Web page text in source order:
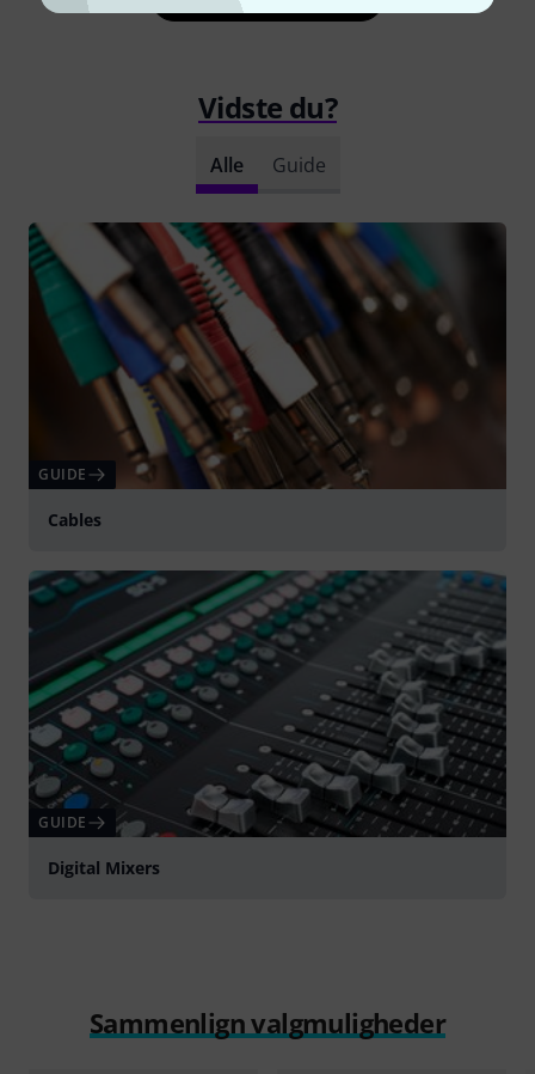
Vidste du?
Alle Guide
GUIDE
Cables
GUIDE
Digital Mixers
Sammenlign valgmuligheder